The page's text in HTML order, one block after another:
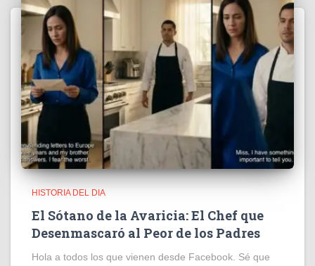
HISTORIA DEL DIA
El Sótano de la Avaricia: El Chef que
Desenmascaró al Peor de los Padres
Hola a todos los que vienen desde Facebook. Sé que